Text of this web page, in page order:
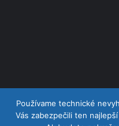
Používame technické
Vás zabezpečili ten